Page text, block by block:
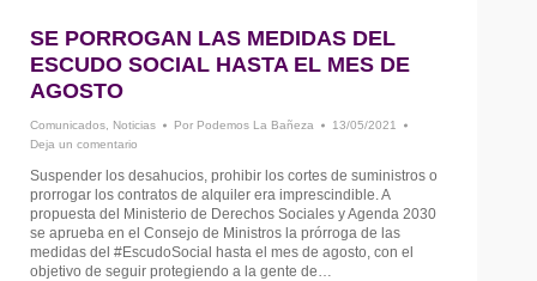
SE PORROGAN LAS MEDIDAS DEL
ESCUDO SOCIAL HASTA EL MES DE
AGOSTO
Comunicados Noticias Por Podemos La Bañeza
13/05/2021
Deja un comentario
Suspender los desahucios, prohibir los cortes de suministros o
prorrogar los contratos de alquiler era imprescindible. A
propuesta del Ministerio de Derechos Sociales y Agenda 2030
se aprueba en el Consejo de Ministros la prórroga de las
medidas del #EscudoSocial hasta el mes de agosto, con el
objetivo de seguir protegiendo a la gente de…